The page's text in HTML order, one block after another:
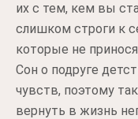
их с тем, кем вы
слишком строги к
которые не
Сон о подруге
чувств, поэтому
вернуть в жизнь